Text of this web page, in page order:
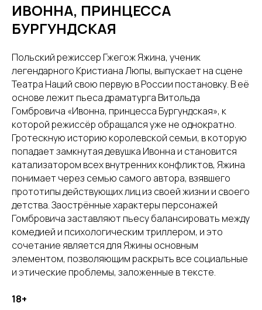
ИВОННА, ПРИНЦЕССА
БУРГУНДСКАЯ
Польский режиссер Гжегож Яжина, ученик
легендарного Кристиана Люпы, выпускает на сцене
Театра Наций свою первую в России постановку. В её
основе лежит пьеса драматурга Витольда
Гомбровича «Ивонна, принцесса Бургундская», к
которой режиссёр обращался уже не однократно.
Гротескную историю королевской семьи, в которую
попадает замкнутая девушка Ивонна и становится
катализатором всех внутренних конфликтов, Яжина
понимает через семью самого автора, взявшего
прототипы действующих лиц из своей жизни и своего
детства. Заострённые характеры персонажей
Гомбровича заставляют пьесу балансировать между
комедией и психологическим триллером, и это
сочетание является для Яжины основным
элементом, позволяющим раскрыть все социальные
и этические проблемы, заложенные в тексте.
18+